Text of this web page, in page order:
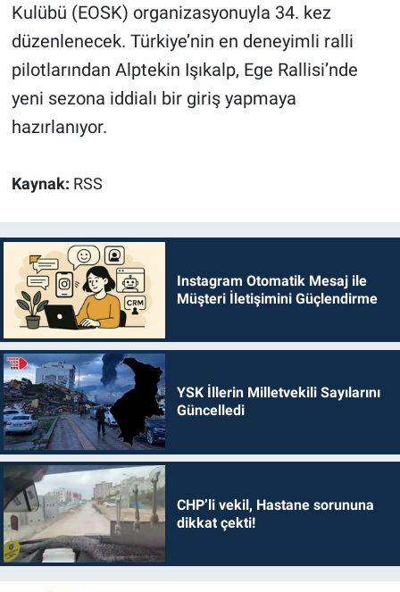
Kulübü (EOSK) organizasyonuyla 34. kez
düzenlenecek. Türkiye’nin en deneyimli ralli
pilotlarından Alptekin Işıkalp, Ege Rallisi’nde
yeni sezona iddialı bir giriş yapmaya
hazırlanıyor.
Kaynak: RSS
Instagram Otomatik Mesaj ile
Müşteri İletişimini Güçlendirme
YSK İllerin Milletvekili Sayılarını
Güncelledi
CHP’li vekil, Hastane sorununa
dikkat çekti!